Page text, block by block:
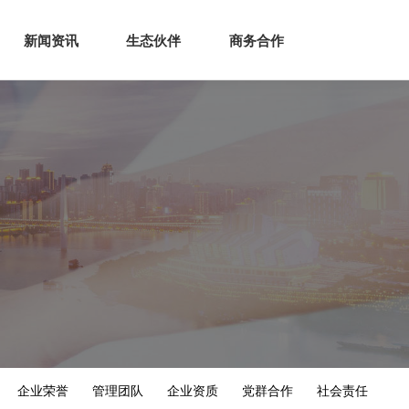
商业服务 新闻资讯 生态伙伴
新闻资讯 生态伙伴 商务合作
企业荣誉 管理团队 企业资质 党群合作 社会责任